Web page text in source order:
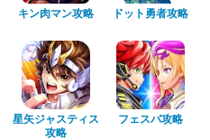
キン肉マン攻略 ドット勇者攻略
星矢ジャスティス
攻略
フェスバ攻略